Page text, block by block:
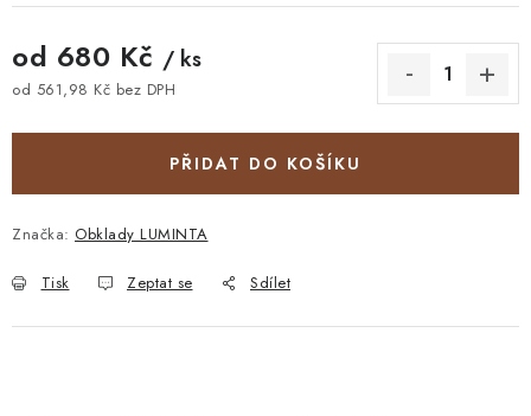
od 680 Kč / ks
od 561,98 Kč bez DPH
PŘIDAT DO KOŠÍKU
Značka: Obklady LUMINTA
Tisk Zeptat se Sdílet